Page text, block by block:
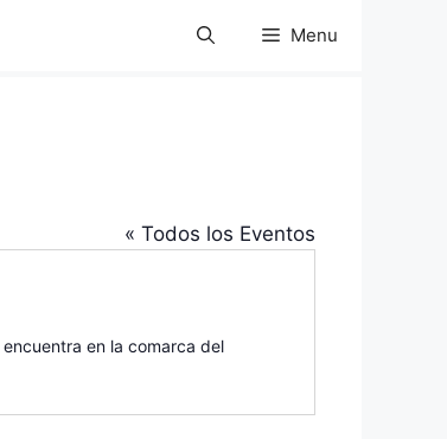
Menu
« Todos los Eventos
en la comarca del